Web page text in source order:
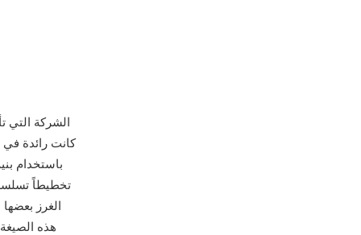
كانت رائدة في
باستخدام
الغرز